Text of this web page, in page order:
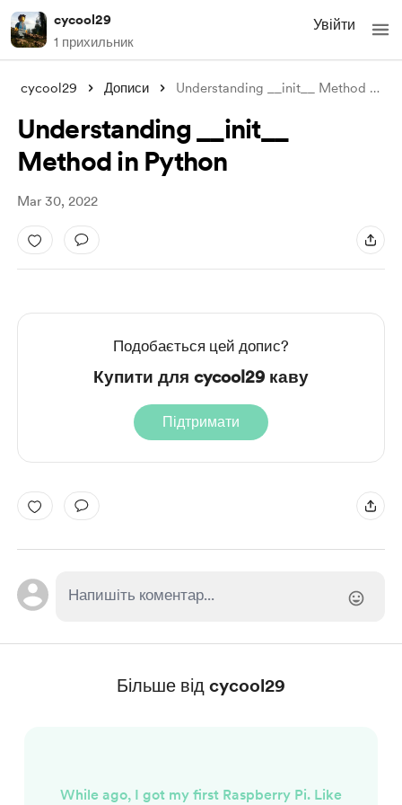
cycool29
1 прихильник
Увійти
cycool29 Дописи Understanding __init__ Method in Python
Understanding __init__
Method in Python
Mar 30, 2022
Подобається цей допис?
Купити для cycool29 каву
Підтримати
Більше від cycool29
While ago, I got my first Raspberry Pi. Like